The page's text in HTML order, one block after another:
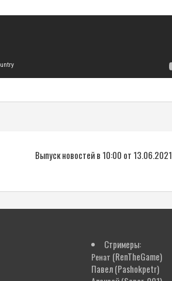
Выпуск новостей в 10:00 от 13.06.2021
Стримеры:
Ренат (RenTheGame)
Павел(Pashokpetr)